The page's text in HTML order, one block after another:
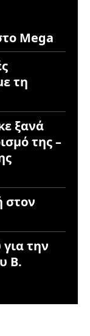
Mega
τη
ξανά
της –
στον
για την
Β.